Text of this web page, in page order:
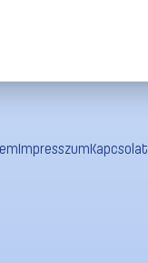
ImpresszumKapcsolat